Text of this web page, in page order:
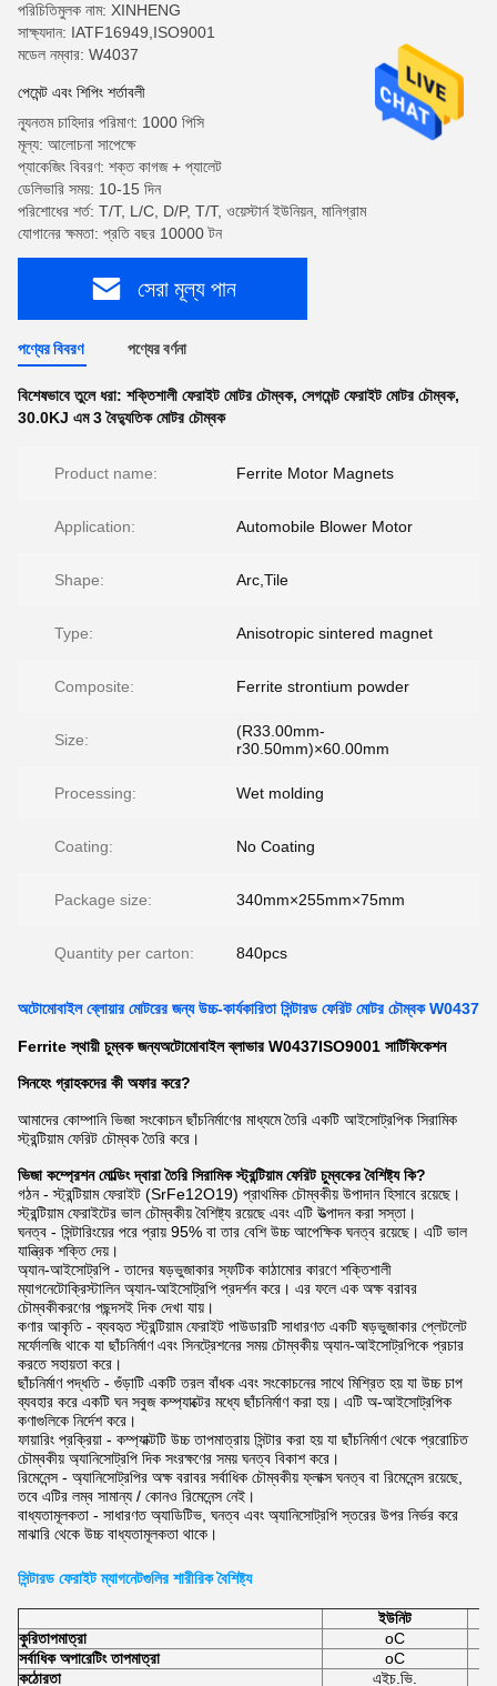
পরিচিতিমুলক নাম: XINHENG
সাক্ষ্যদান: IATF16949,ISO9001
মডেল নম্বার: W4037
পেমেন্ট এবং শিপিং শর্তাবলী
ন্যূনতম চাহিদার পরিমাণ: 1000 পিসি
মূল্য: আলোচনা সাপেক্ষে
প্যাকেজিং বিবরণ: শক্ত কাগজ + প্যালেট
ডেলিভারি সময়: 10-15 দিন
পরিশোধের শর্ত: T/T, L/C, D/P, T/T, ওয়েস্টার্ন ইউনিয়ন, মানিগ্রাম
যোগানের ক্ষমতা: প্রতি বছর 10000 টন
সেরা মূল্য পান
পণ্যের বিবরণ পণ্যের বর্ণনা
বিশেষভাবে তুলে ধরা: শক্তিশালী ফেরাইট মোটর চৌম্বক, সেগমেন্ট ফেরাইট মোটর চৌম্বক,
30.0KJ এম 3 বৈদ্যুতিক মোটর চৌম্বক
Product name: Ferrite Motor Magnets
Application: Automobile Blower Motor
Shape: Arc,Tile
Type: Anisotropic sintered magnet
Composite: Ferrite strontium powder
Size:
(R33.00mm-
r30.50mm)×60.00mm
Processing: Wet molding
Coating: No Coating
Package size: 340mm×255mm×75mm
Quantity per carton: 840pcs
অটোমোবাইল ব্লোয়ার মোটরের জন্য উচ্চ-কার্যকারিতা সিন্টারড ফেরিট মোটর চৌম্বক W0437
Ferrite স্থায়ী চুম্বক জন্যঅটোমোবাইল ব্লাভার W0437ISO9001 সার্টিফিকেশন
সিনহেং গ্রাহকদের কী অফার করে?
আমাদের কোম্পানি ভিজা সংকোচন ছাঁচনির্মাণের মাধ্যমে তৈরি একটি আইসোট্রপিক সিরামিক
স্ট্রন্টিয়াম ফেরিট চৌম্বক তৈরি করে।
ভিজা কম্প্রেশন মোল্ডিং দ্বারা তৈরি সিরামিক স্ট্রন্টিয়াম ফেরিট চুম্বকের বৈশিষ্ট্য কি?
গঠন - স্ট্রন্টিয়াম ফেরাইট (SrFe12O19) প্রাথমিক চৌম্বকীয় উপাদান হিসাবে রয়েছে।
স্ট্রন্টিয়াম ফেরাইটের ভাল চৌম্বকীয় বৈশিষ্ট্য রয়েছে এবং এটি উত্পাদন করা সস্তা।
ঘনত্ব - সিন্টারিংয়ের পরে প্রায় 95% বা তার বেশি উচ্চ আপেক্ষিক ঘনত্ব রয়েছে। এটি ভাল
যান্ত্রিক শক্তি দেয়।
অ্যান-আইসোট্রপি - তাদের ষড়ভুজাকার স্ফটিক কাঠামোর কারণে শক্তিশালী
ম্যাগনেটোক্রিস্টালিন অ্যান-আইসোট্রপি প্রদর্শন করে। এর ফলে এক অক্ষ বরাবর
চৌম্বকীকরণের পছন্দসই দিক দেখা যায়।
কণার আকৃতি - ব্যবহৃত স্ট্রন্টিয়াম ফেরাইট পাউডারটি সাধারণত একটি ষড়ভুজাকার প্লেটলেট
মর্ফোলজি থাকে যা ছাঁচনির্মাণ এবং সিনট্রেশনের সময় চৌম্বকীয় অ্যান-আইসোট্রপিকে প্রচার
করতে সহায়তা করে।
ছাঁচনির্মাণ পদ্ধতি - গুঁড়াটি একটি তরল বাঁধক এবং সংকোচনের সাথে মিশ্রিত হয় যা উচ্চ চাপ
ব্যবহার করে একটি ঘন সবুজ কম্প্যাক্টের মধ্যে ছাঁচনির্মাণ করা হয়। এটি অ-আইসোট্রপিক
কণাগুলিকে নির্দেশ করে।
ফায়ারিং প্রক্রিয়া - কম্প্যাক্টটি উচ্চ তাপমাত্রায় সিন্টার করা হয় যা ছাঁচনির্মাণ থেকে প্ররোচিত
চৌম্বকীয় অ্যানিসোট্রপি দিক সংরক্ষণের সময় ঘনত্ব বিকাশ করে।
রিমেনেন্স - অ্যানিসোট্রপির অক্ষ বরাবর সর্বাধিক চৌম্বকীয় ফ্লাক্স ঘনত্ব বা রিমেনেন্স রয়েছে,
তবে এটির লম্ব সামান্য / কোনও রিমেনেন্স নেই।
বাধ্যতামূলকতা - সাধারণত অ্যাডিটিভ, ঘনত্ব এবং অ্যানিসোট্রপি স্তরের উপর নির্ভর করে
মাঝারি থেকে উচ্চ বাধ্যতামূলকতা থাকে।
সিন্টারড ফেরাইট ম্যাগনেটগুলির শারীরিক বৈশিষ্ট্য
ইউনিট
কুরিতাপমাত্রা
oC
সর্বাধিক অপারেটিং তাপমাত্রা
oC
কঠোরতা
এইচ.ভি.